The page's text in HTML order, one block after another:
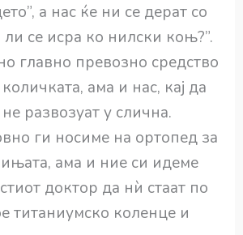
а нас ќе ни се дерат со
ли се исра ко нилски коњ?”.
главно превозно средство
ама и нас, кај да
развозуат у слична.
ги носиме на ортопед за
ама и ние си идеме
доктор да нѝ стаат по
титаниумско коленце и